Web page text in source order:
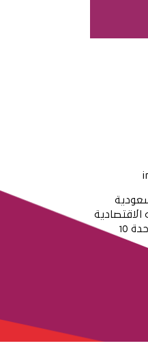
الاقتصادية
10